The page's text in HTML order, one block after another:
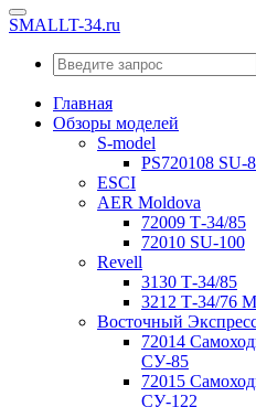
SMALLT-34.ru
Главная
Обзоры моделей
S-model
PS720108 SU-
ESCI
AER Moldova
72009 Т-34/85
72010 SU-100
Revell
3130 Т-34/85
3212 Т-34/76
Восточный
72014
СУ-85
72015
СУ-122